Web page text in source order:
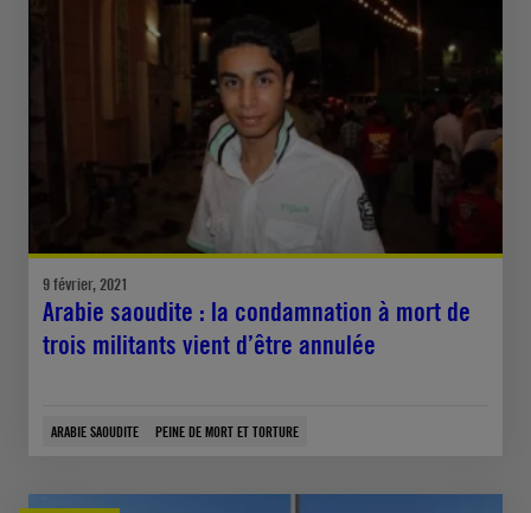
9 février, 2021
Arabie saoudite : la condamnation à mort de
trois militants vient d’être annulée
ARABIE SAOUDITE PEINE DE MORT ET TORTURE